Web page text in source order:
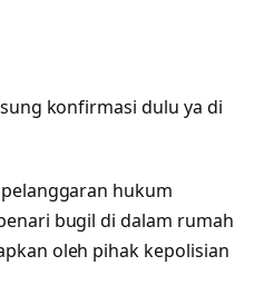
konfirmasi dulu ya di
hukum
bugil di dalam rumah
oleh pihak kepolisian